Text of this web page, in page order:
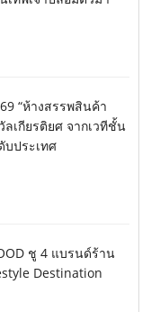
“ห้างสรรพสินค้า
ลเกียรติยศ จากเวทีชั้น
ประเทศ
ชู 4 แบรนด์ร้าน
Destination